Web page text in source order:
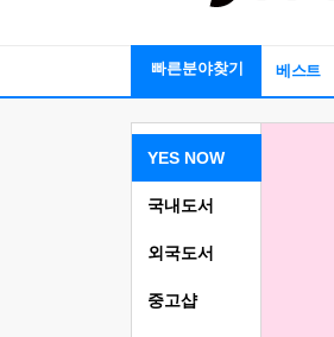
빠른분야찾기 베스트
YES NOW
국내도서
외국도서
중고샵